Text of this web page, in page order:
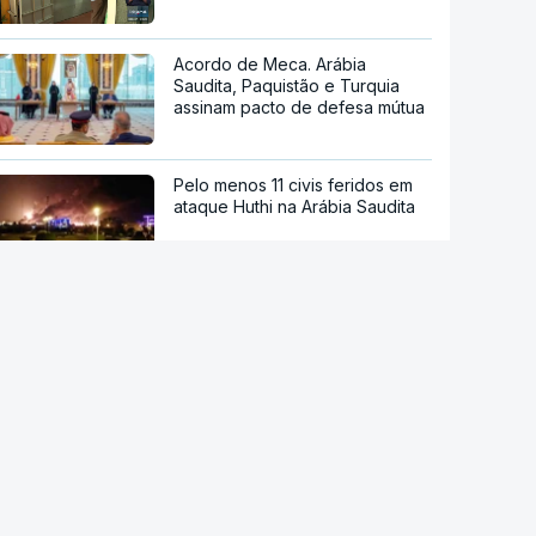
Acordo de Meca. Arábia
Saudita, Paquistão e Turquia
assinam pacto de defesa mútua
Pelo menos 11 civis feridos em
ataque Huthi na Arábia Saudita